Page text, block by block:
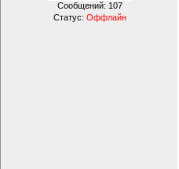
Сообщений: 107
Статус: Оффлайн